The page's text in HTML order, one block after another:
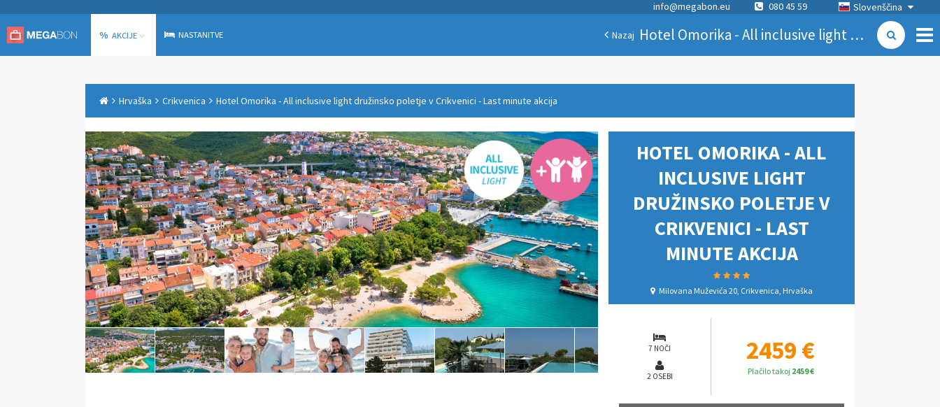
Slovenščina
info@megabon.eu 080 45 59
% AKCIJE NASTANITVE Nazaj Hotel Omorika - All inclusive light družinsko poletje v Crikvenici - Last minute akcija
Hrvaška Crikvenica Hotel Omorika - All inclusive light družinsko poletje v Crikvenici - Last minute akcija
HOTEL OMORIKA - ALL
INCLUSIVE LIGHT
DRUŽINSKO POLETJE V
CRIKVENICI - LAST
MINUTE AKCIJA
Milovana Muževića 20, Crikvenica, Hrvaška
7 NOČI
2 OSEBI
2459 €
Plačilo takoj 2459 €